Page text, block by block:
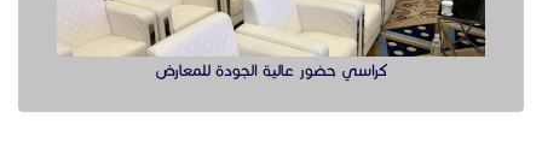
كراسي حضور عالية الجودة للمعارض